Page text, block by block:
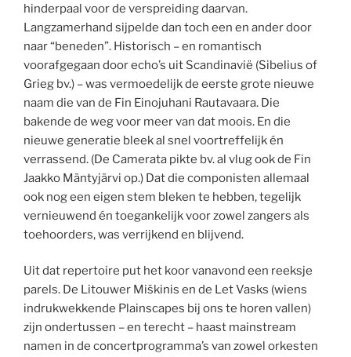
hinderpaal voor de verspreiding daarvan.
Langzamerhand sijpelde dan toch een en ander door
naar “beneden”. Historisch – en romantisch
voorafgegaan door echo’s uit Scandinavië (Sibelius of
Grieg bv.) – was vermoedelijk de eerste grote nieuwe
naam die van de Fin Einojuhani Rautavaara. Die
bakende de weg voor meer van dat moois. En die
nieuwe generatie bleek al snel voortreffelijk én
verrassend. (De Camerata pikte bv. al vlug ook de Fin
Jaakko Mäntyjärvi op.) Dat die componisten allemaal
ook nog een eigen stem bleken te hebben, tegelijk
vernieuwend én toegankelijk voor zowel zangers als
toehoorders, was verrijkend en blijvend.
Uit dat repertoire put het koor vanavond een reeksje
parels. De Litouwer Miškinis en de Let Vasks (wiens
indrukwekkende Plainscapes bij ons te horen vallen)
zijn ondertussen – en terecht – haast mainstream
namen in de concertprogramma’s van zowel orkesten